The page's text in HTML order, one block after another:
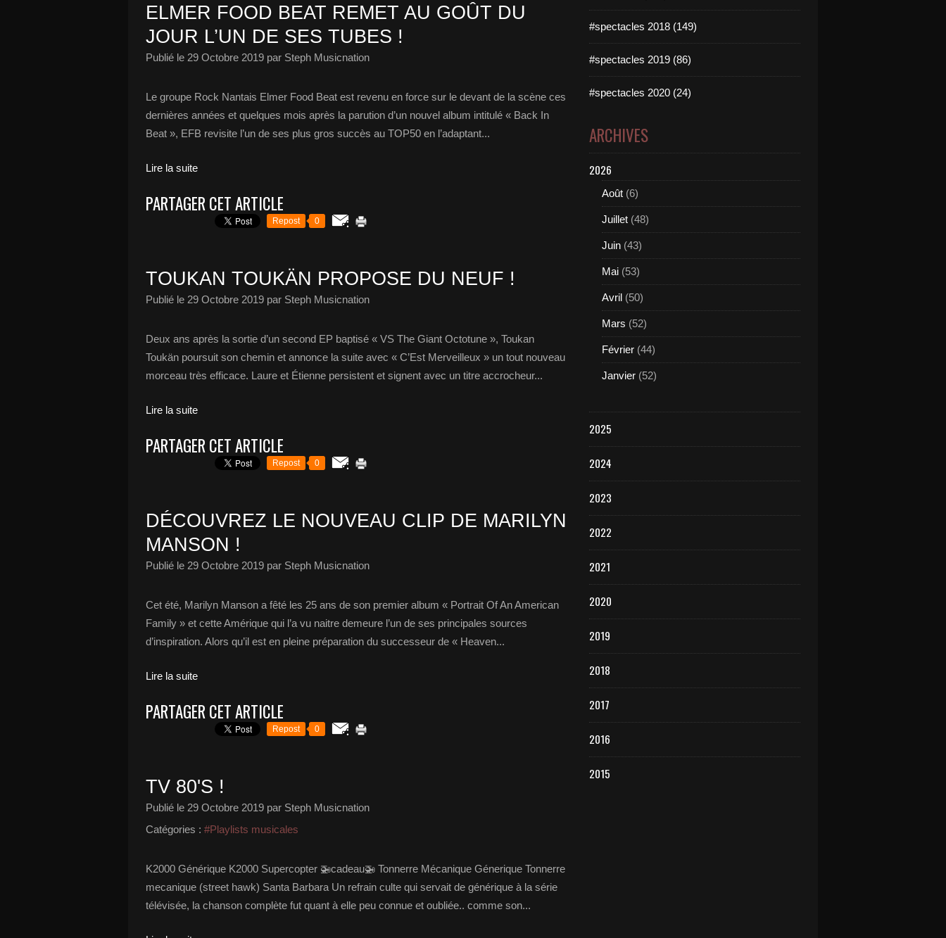
ELMER FOOD BEAT REMET AU GOÛT DU
JOUR L’UN DE SES TUBES !
Publié le 29 Octobre 2019 par Steph Musicnation
Le groupe Rock Nantais Elmer Food Beat est revenu en force sur le devant de la scène ces
dernières années et quelques mois après la parution d’un nouvel album intitulé « Back In
Beat », EFB revisite l’un de ses plus gros succès au TOP50 en l’adaptant...
Lire la suite
PARTAGER CET ARTICLE
Repost 0
TOUKAN TOUKÄN PROPOSE DU NEUF !
Publié le 29 Octobre 2019 par Steph Musicnation
Deux ans après la sortie d’un second EP baptisé « VS The Giant Octotune », Toukan
Toukän poursuit son chemin et annonce la suite avec « C’Est Merveilleux » un tout nouveau
morceau très efficace. Laure et Étienne persistent et signent avec un titre accrocheur...
Lire la suite
PARTAGER CET ARTICLE
Repost 0
DÉCOUVREZ LE NOUVEAU CLIP DE MARILYN
MANSON !
Publié le 29 Octobre 2019 par Steph Musicnation
Cet été, Marilyn Manson a fêté les 25 ans de son premier album « Portrait Of An American
Family » et cette Amérique qui l’a vu naitre demeure l’un de ses principales sources
d’inspiration. Alors qu’il est en pleine préparation du successeur de « Heaven...
Lire la suite
PARTAGER CET ARTICLE
Repost 0
TV 80'S !
Publié le 29 Octobre 2019 par Steph Musicnation
Catégories : #Playlists musicales
K2000 Générique K2000 Supercopter 🚁cadeau🚁 Tonnerre Mécanique Génerique Tonnerre
mecanique (street hawk) Santa Barbara Un refrain culte qui servait de générique à la série
télévisée, la chanson complète fut quant à elle peu connue et oubliée.. comme son...
#spectacles 2018 (149)
#spectacles 2019 (86)
#spectacles 2020 (24)
ARCHIVES
2026
Août (6)
Juillet (48)
Juin (43)
Mai (53)
Avril (50)
Mars (52)
Février (44)
Janvier (52)
2025
2024
2023
2022
2021
2020
2019
2018
2017
2016
2015